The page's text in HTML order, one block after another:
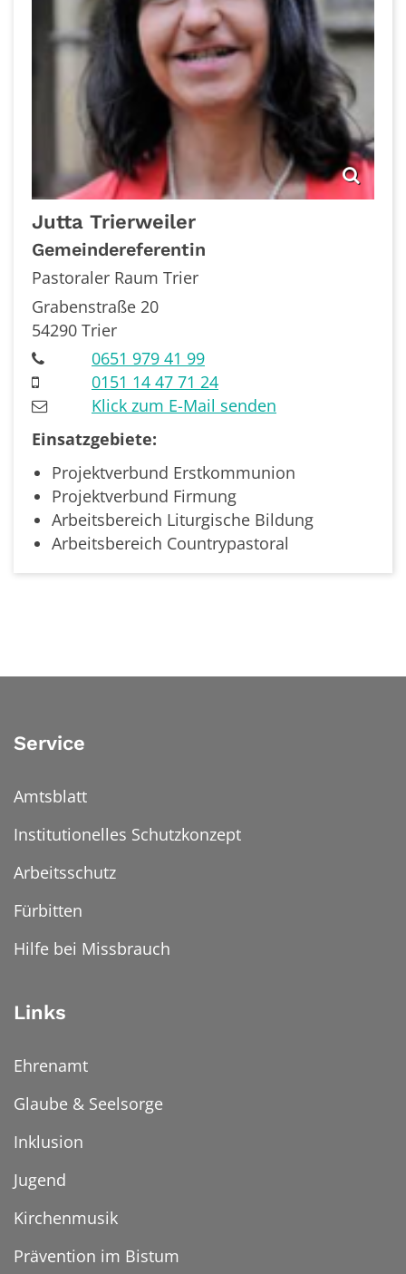
Jutta Trierweiler
Gemeindereferentin
Pastoraler Raum Trier
Grabenstraße 20
54290 Trier
0651 979 41 99
0151 14 47 71 24
Klick zum E-Mail senden
Einsatzgebiete:
Projektverbund Erstkommunion
Projektverbund Firmung
Arbeitsbereich Liturgische Bildung
Arbeitsbereich Countrypastoral
Service
Amtsblatt
Institutionelles Schutzkonzept
Arbeitsschutz
Fürbitten
Hilfe bei Missbrauch
Links
Ehrenamt
Glaube & Seelsorge
Inklusion
Jugend
Kirchenmusik
Prävention im Bistum